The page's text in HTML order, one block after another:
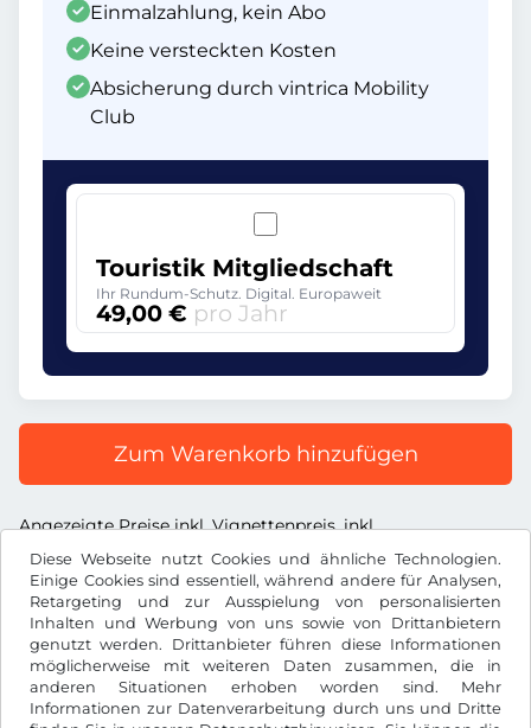
Diese Webseite nutzt Cookies und ähnliche Technologien.
Einige Cookies sind essentiell, während andere für Analysen,
Retargeting und zur Ausspielung von personalisierten
Inhalten und Werbung von uns sowie von Drittanbietern
genutzt werden. Drittanbieter führen diese Informationen
möglicherweise mit weiteren Daten zusammen, die in
anderen Situationen erhoben worden sind. Mehr
Informationen zur Datenverarbeitung durch uns und Dritte
Einmalzahlung, kein Abo
Keine versteckten Kosten
Absicherung durch vintrica Mobility
Club
Touristik Mitgliedschaft
Ihr Rundum-Schutz. Digital. Europaweit
49,00 € pro Jahr
Zum Warenkorb hinzufügen
Angezeigte Preise inkl. Vignettenpreis, inkl.
Dienstleistungsentgelt und inkl. der gesetzl. MwSt.
€EUR